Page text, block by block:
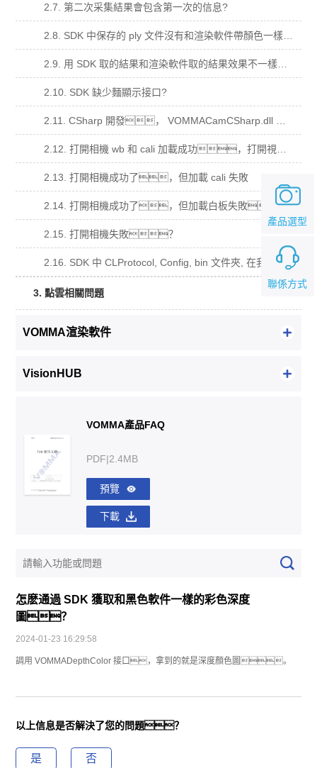
2.7. 第二次采集結果會包含第一次的信息?
2.10. SDK 缺少麵顯示接口?
2.13. 打開相機成功了，但加載 cali 失敗
2.14. 打開相機成功了，但加載白板失敗。
2.15. 打開相機失敗？
2.16. SDK 中 CLProtocol, Config, bin 文件夾, 在我的工程中的用法？
3. 點雲相關問題
VOMMA渲染軟件
VisionHUB
VOMMA產品FAQ
PDF|2.4MB
預覽
下載
怎麽通過 SDK 獲取和黑色軟件一樣的彩色深度
圖？
2024-01-23 16:29:58
調用 VOMMADepthColor 接口，拿到的就是深度顏色圖。
以上信息是否解決了您的問題？
是 否
聯係方式
產品選型